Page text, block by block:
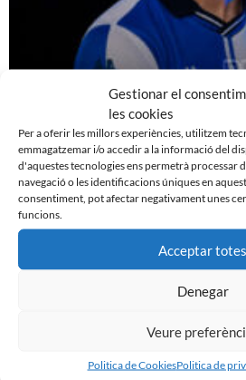
Gestionar el
les cookies
Per a oferir les millors experiències, utilitzem
emmagatzemar i/o accedir a la informació del
d'aquestes tecnologies ens permetrà processar
navegació o les identificacions úniques en
consentiment, pot afectar negativament unes
funcions.
Acceptar totes
Denegar
Veure
Politica de CookiesPolitica de
EDGAR GONZÁLEZ, NOU
SABADELL
7 d'agost de 2026
Leer más »